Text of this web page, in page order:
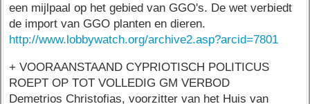
een mijlpaal op het gebied van GGO's. De wet verbiedt
de import van GGO planten en dieren.
http://www.lobbywatch.org/archive2.asp?arcid=7801
+ VOORAANSTAAND CYPRIOTISCH POLITICUS
ROEPT OP TOT VOLLEDIG GM VERBOD
Demetrios Christofias, voorzitter van het Huis van